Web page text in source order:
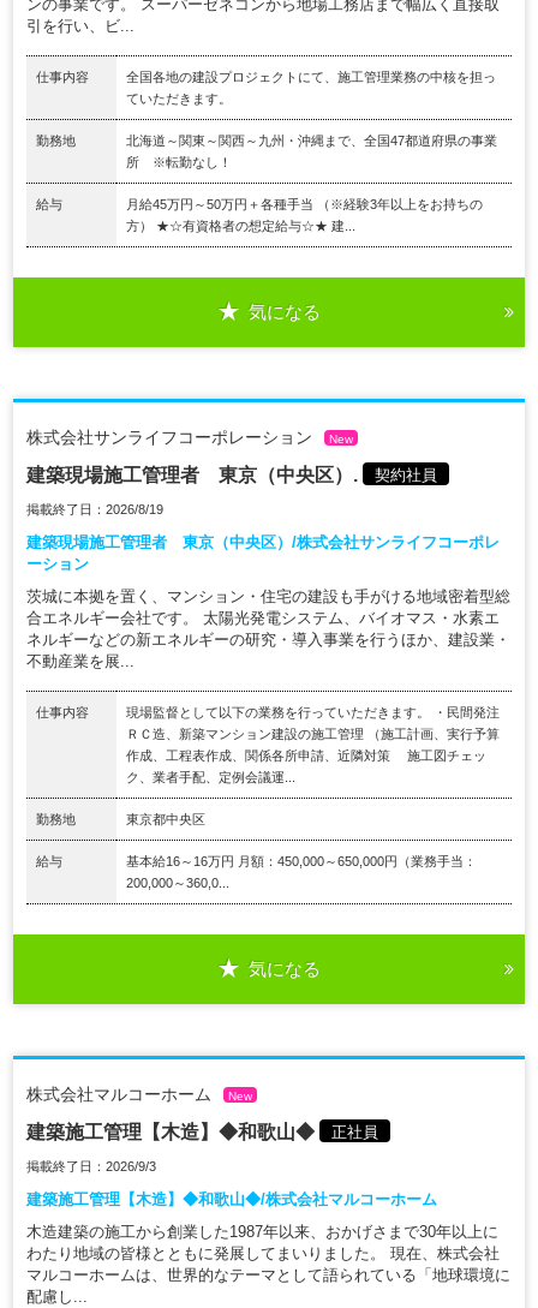
ンの事業です。 スーパーゼネコンから地場工務店まで幅広く直接取
引を行い、ビ...
仕事内容
全国各地の建設プロジェクトにて、施工管理業務の中核を担っ
ていただきます。
勤務地
北海道～関東～関西～九州・沖縄まで、全国47都道府県の事業
所 ※転勤なし！
給与
月給45万円～50万円＋各種手当 （※経験3年以上をお持ちの
方） ★☆有資格者の想定給与☆★ 建...
気になる
株式会社サンライフコーポレーション New
建築現場施工管理者 東京（中央区）. 契約社員
掲載終了日：2026/8/19
建築現場施工管理者 東京（中央区）/株式会社サンライフコーポレ
ーション
茨城に本拠を置く、マンション・住宅の建設も手がける地域密着型総
合エネルギー会社です。 太陽光発電システム、バイオマス・水素エ
ネルギーなどの新エネルギーの研究・導入事業を行うほか、建設業・
不動産業を展...
仕事内容
現場監督として以下の業務を行っていただきます。 ・民間発注
ＲＣ造、新築マンション建設の施工管理 （施工計画、実行予算
作成、工程表作成、関係各所申請、近隣対策 施工図チェッ
ク、業者手配、定例会議運...
勤務地 東京都中央区
給与
基本給16～16万円 月額：450,000～650,000円（業務手当：
200,000～360,0...
気になる
株式会社マルコーホーム New
建築施工管理【木造】◆和歌山◆ 正社員
掲載終了日：2026/9/3
建築施工管理【木造】◆和歌山◆/株式会社マルコーホーム
木造建築の施工から創業した1987年以来、おかげさまで30年以上に
わたり地域の皆様とともに発展してまいりました。 現在、株式会社
マルコーホームは、世界的なテーマとして語られている「地球環境に
配慮し...